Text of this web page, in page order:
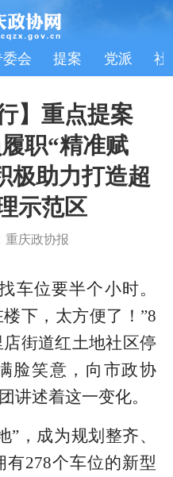
委会 提案 党派 社
】重点提案
职“精准赋
极助力打造超
示范区
重庆政协报
车位要半个小时。
下，太方便了！”8
街道红土地社区停
脸笑意，向市政协
讲述着这一变化。
”，成为规划整齐、
278个车位的新型